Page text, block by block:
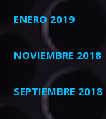
ENERO 2019
NOVIEMBRE 2018
SEPTIEMBRE 2018